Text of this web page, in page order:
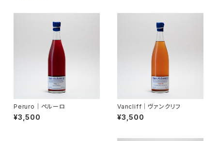
Peruro│ペルーロ
¥3,500
Vancliff│ヴァンクリフ
¥3,500